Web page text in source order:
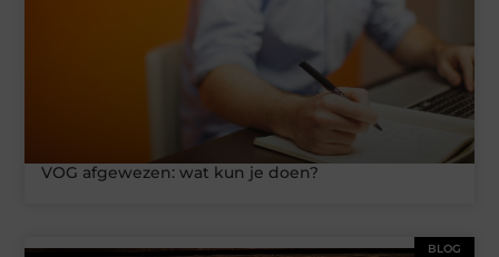
VOG afgewezen: wat kun je doen?
BLOG